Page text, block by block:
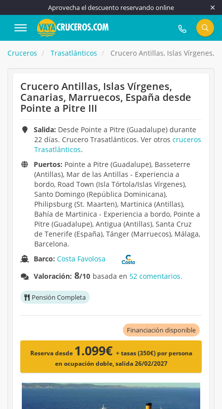
Aprovecha el descuento reservando online
917 815 555
Cruceros Trasatlánticos Crucero Antillas, Islas Vírgenes,
Crucero Antillas, Islas Vírgenes,
Canarias, Marruecos, España desde
Pointe a Pitre III
Salida: Desde Pointe a Pitre (Guadalupe) durante
22 días. Crucero Trasatlánticos. Ver otros cruceros
Trasatlánticos.
Puertos: Pointe a Pitre (Guadalupe), Basseterre
(Antillas), Mar de las Antillas - Experiencia a
bordo, Road Town (Isla Tórtola/Islas Vírgenes),
Santo Domingo (República Dominicana),
Philipsburg (St. Maarten), Martinica (Antillas),
Bahía de Martinica - Experiencia a bordo, Pointe a
Pitre (Guadalupe), Antigua (Antillas), Santa Cruz
de Tenerife (España), Tánger (Marruecos), Málaga,
Barcelona.
Barco:Costa Favolosa
Valoración: 8/10 basada en 52 comentarios.
Pensión Completa
Financiación disponible
Reserva desde 1.099€ + tasas (350€) por persona
en ocupación doble, salida 26/02/2027